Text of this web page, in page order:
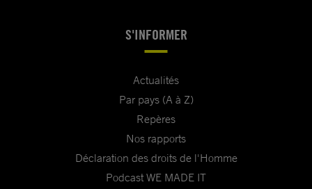
S'INFORMER
Actualités
Par pays (A à Z)
Repères
Nos rapports
Déclaration des droits de l'Homme
Podcast WE MADE IT